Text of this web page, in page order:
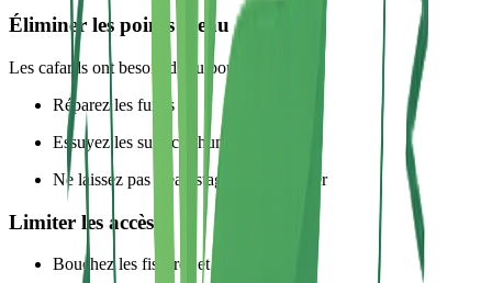
Éliminer les points d'eau
Les cafards ont besoin d'eau pour survivre :
Réparez les fuites
Essuyez les surfaces humides
Ne laissez pas d'eau stagner dans l'évier
Limiter les accès
Bouchez les fissures et trous